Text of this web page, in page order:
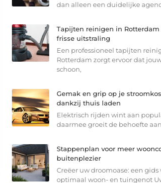
dan alleen een duidelijke
Tapijten reinigen in Rotterdam
frisse uitstraling
Een professioneel tapijten
Rotterdam zorgt ervoor dat
schoon,
Gemak en grip op je
dankzij thuis laden
Elektrisch rijden wint aan
daarmee groeit de behoefte
Stappenplan voor meer
buitenplezier
Creëer uw droomoase: een gids
optimaal woon- en tuingenot